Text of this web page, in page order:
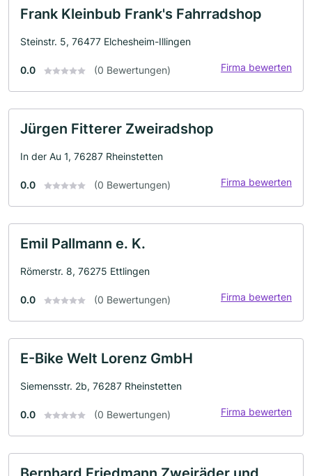
Frank Kleinbub Frank's Fahrradshop
Steinstr. 5, 76477 Elchesheim-Illingen
0.0 (0 Bewertungen) Firma bewerten
Jürgen Fitterer Zweiradshop
In der Au 1, 76287 Rheinstetten
0.0 (0 Bewertungen) Firma bewerten
Emil Pallmann e. K.
Römerstr. 8, 76275 Ettlingen
0.0 (0 Bewertungen) Firma bewerten
E-Bike Welt Lorenz GmbH
Siemensstr. 2b, 76287 Rheinstetten
0.0 (0 Bewertungen) Firma bewerten